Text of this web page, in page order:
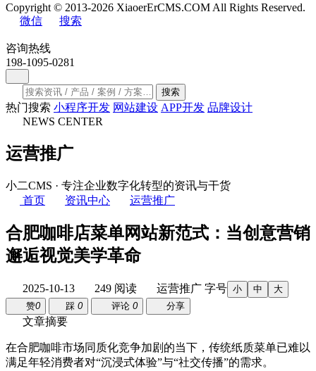
Copyright © 2013-2026 XiaoerErCMS.COM All Rights Reserved.
微信
搜索
咨询热线
198-1095-0281
搜索
热门搜索 小程序开发 网站建设 APP开发 品牌设计
NEWS CENTER
运营推广
小二CMS · 专注企业数字化转型的资讯与干货
首页
资讯中心 运营推广
合肥咖啡店菜单网站新范式：当创意营销
邂逅视觉美学革命
2025-10-13 249 阅读 运营推广 字号 小 中
大
赞0 踩 0 评论 0 分享
文章摘要
在合肥咖啡市场同质化竞争加剧的当下，传统纸质菜单已难以
满足年轻消费者对“沉浸式体验”与“社交传播”的需求。